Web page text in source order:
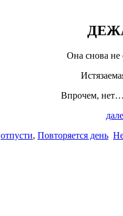
Она снова не
Впрочем, нет…
отпусти, Повторяется день